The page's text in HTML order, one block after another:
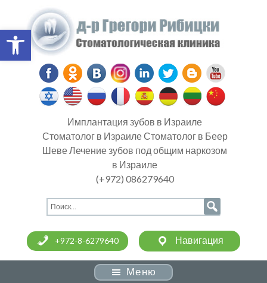
Open toolbar
Имплантация зубов в Израиле
Стоматолог в Израиле Стоматолог в Беер
Шеве Лечение зубов под общим наркозом
в Израиле
(+972) 086279640
+972-8-6279640 Навигация
Меню